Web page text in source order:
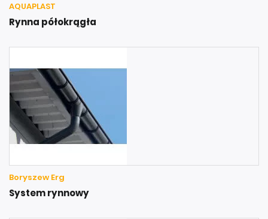
AQUAPLAST
Rynna półokrągła
Boryszew Erg
System rynnowy